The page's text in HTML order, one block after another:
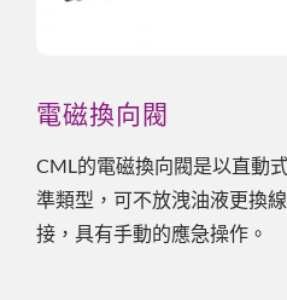
電磁換向閥
CML的電磁換向閥是以直動
準類型，可不放洩油液更換
接，具有手動的應急操作。